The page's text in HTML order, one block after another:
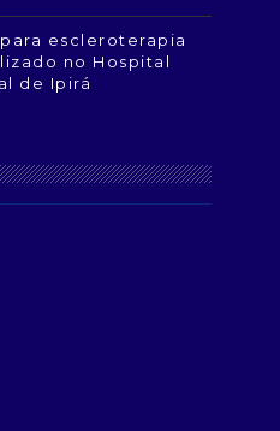
escleroterapia
no Hospital
de Ipirá